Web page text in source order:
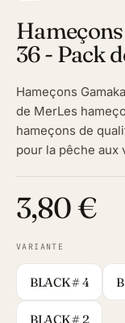
36 - Pack
Hameçons
de MerLes
hameçons de
pour la pêche aux
3,80 €
VARIANTE
BLACK # 4
BLACK # 2